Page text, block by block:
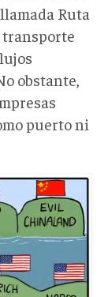
Ruta
transporte
obstante,
puerto ni